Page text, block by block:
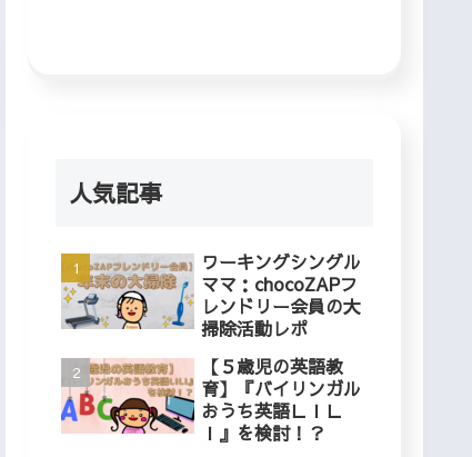
人気記事
ワーキングシングル
ママ：chocoZAPフ
レンドリー会員の大
掃除活動レポ
【５歳児の英語教
育】『バイリンガル
おうち英語ＬＩＬ
Ｉ』を検討！？